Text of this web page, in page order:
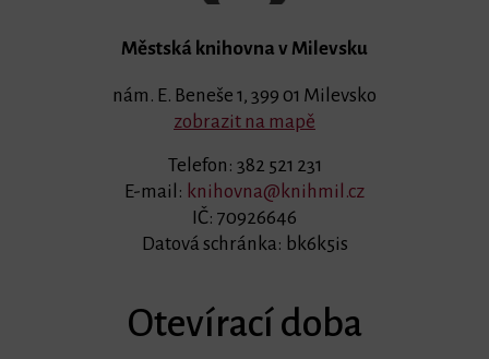
Městská knihovna v Milevsku
nám. E. Beneše 1, 399 01 Milevsko
zobrazit na mapě
Telefon: 382 521 231
E-mail: knihovna@knihmil.cz
IČ: 70926646
Datová schránka: bk6k5is
Otevírací doba